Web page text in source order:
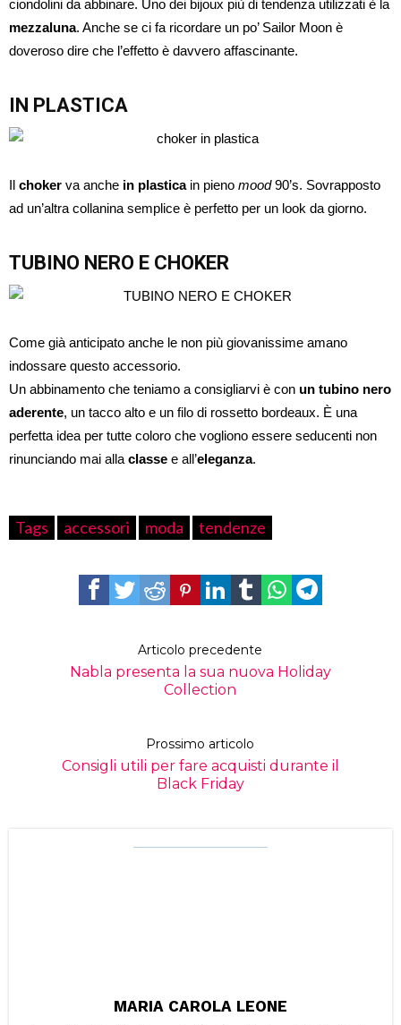
ciondolini da abbinare. Uno dei bijoux più di tendenza utilizzati è la
mezzaluna. Anche se ci fa ricordare un po’ Sailor Moon è
doveroso dire che l’effetto è davvero affascinante.
IN PLASTICA
Il choker va anche in plasticain pieno mood90’s. Sovrapposto
ad un’altra collanina semplice è perfetto per un look da giorno.
TUBINO NERO E CHOKER
Come già anticipato anche le non più giovanissime amano
indossare questo accessorio.
Un abbinamento che teniamo a consigliarvi è con un tubino nero
aderente, un tacco alto e un filo di rossetto bordeaux. È una
perfetta idea per tutte coloro che vogliono essere seducenti non
rinunciando mai alla classe e all’eleganza.
Tags accessori moda tendenze
Articolo precedente
Nabla presenta la sua nuova Holiday
Collection
Prossimo articolo
Consigli utili per fare acquisti durante il
Black Friday
MARIA CAROLA LEONE